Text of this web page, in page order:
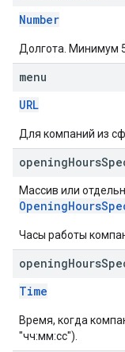
Number
Долгота. Минимум
menu
URL
Для компаний из
openingHours
Массив или
Часы работы
openingHours
Time
Время, когда
"чч:мм:сс").